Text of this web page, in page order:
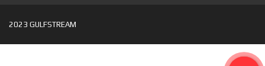
2023 GULFSTREAM